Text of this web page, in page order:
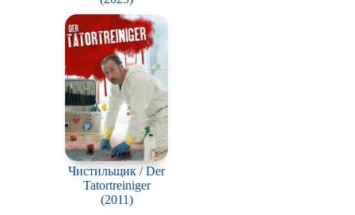
Чистильщик / Der
Tatortreiniger
(2011)